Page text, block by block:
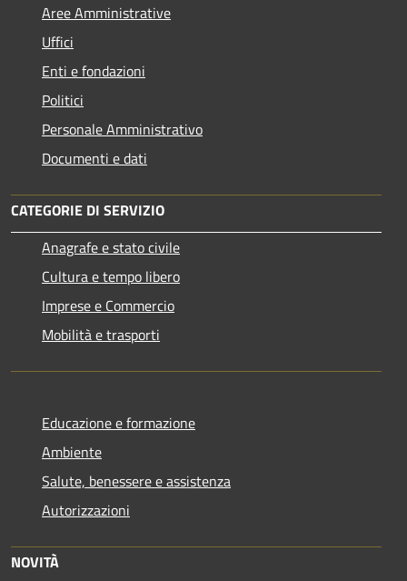
Aree Amministrative
Uffici
Enti e fondazioni
Politici
Personale Amministrativo
Documenti e dati
CATEGORIE DI SERVIZIO
Anagrafe e stato civile
Cultura e tempo libero
Imprese e Commercio
Mobilità e trasporti
Educazione e formazione
Ambiente
Salute, benessere e assistenza
Autorizzazioni
NOVITÀ